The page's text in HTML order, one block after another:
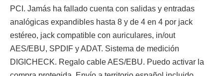
PCI. Jamás ha fallado cuenta con salidas y entradas
analógicas expandibles hasta 8 y de 4 en 4 por jack
estéreo, jack compatible con auriculares, in/out
AES/EBU, SPDIF y ADAT. Sistema de medición
DIGICHECK. Regalo cable AES/EBU. Puedo activar la